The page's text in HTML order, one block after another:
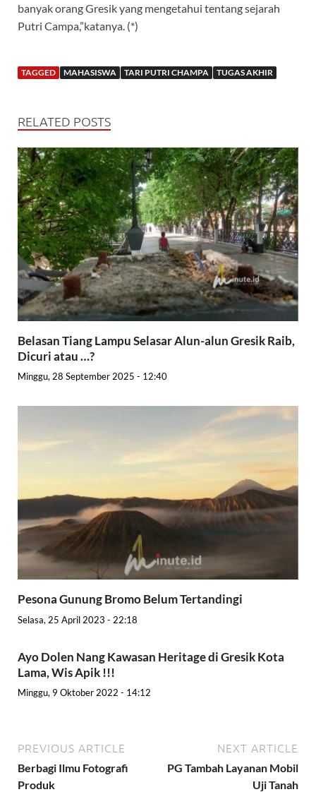
banyak orang Gresik yang mengetahui tentang sejarah
Putri Campa,”katanya. (*)
TAGGED MAHASISWA TARI PUTRI CHAMPA TUGAS AKHIR
RELATED POSTS
Belasan Tiang Lampu Selasar Alun-alun Gresik Raib,
Dicuri atau …?
Minggu, 28 September 2025 - 12:40
Pesona Gunung Bromo Belum Tertandingi
Selasa, 25 April 2023 - 22:18
Ayo Dolen Nang Kawasan Heritage di Gresik Kota
Lama, Wis Apik !!!
Minggu, 9 Oktober 2022 - 14:12
PREVIOUS ARTICLE
Berbagi Ilmu Fotografi
Produk
NEXT ARTICLE
PG Tambah Layanan Mobil
Uji Tanah